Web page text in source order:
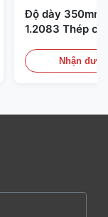
Độ dày 350mm
1.2083 Thép
Nhận